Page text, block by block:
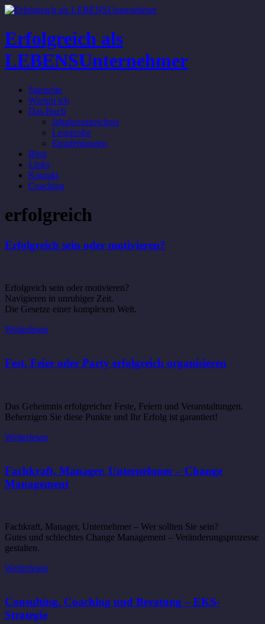
Erfolgreich als
LEBENSUnternehmer
Startseite
Warum ich
Das Buch
Inhaltsverzeichnis
Leseprobe
Empfehlungen
Blog
Links
Kontakt
Coaching
erfolgreich
Erfolgreich sein oder motivieren?
Erfolgreich sein oder motivieren?
Navigieren in unruhiger Zeit.
Die Gesetze einer komplexen Welt.
Weiterlesen
Fest, Feier oder Party erfolgreich organisieren
Das Geheimnis erfolgreicher Feste, Feiern und Veranstaltungen.
Beherzigen Sie diese Punkte und Ihr Erfolg ist garantiert!
Weiterlesen
Fachkraft, Manager, Unternehmer – Change
Management
Fachkraft, Manager, Unternehmer – Wer sollten Sie sein?
Gutes und schlechtes Change Management – Veränderungsprozesse
gestalten.
Weiterlesen
Consulting, Coaching und Beratung – EKS-
Strategie